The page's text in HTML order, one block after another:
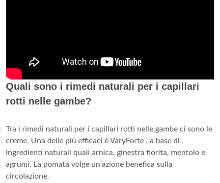
Quali sono i rimedi naturali per i capillari
rotti nelle gambe?
Tra i rimedi naturali per i capillari rotti nelle gambe ci sono le
creme. Una delle più efficaci è VaryForte , a base di
ingredienti naturali quali arnica, ginestra fiorita, mentolo e
agrumi. La pomata volge un’azione benefica sulla
circolazione.